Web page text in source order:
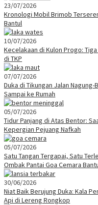
23/07/2026
Kronologi Mobil Brimob
Bantul
10/07/2026
Kecelakaan di Kulon Progo:
di TKP
07/07/2026
Duka di Tikungan Jalan
Sampai ke Rumah
05/07/2026
Tidur Panjang di Atas Bentor:
Kepergian Pejuang Nafkah
05/07/2026
Satu Tangan Tergapai, Satu
Ombak Pantai Goa Cemara
30/06/2026
Niat Baik Berujung Duka: Kala
Api di Lereng Rongkop